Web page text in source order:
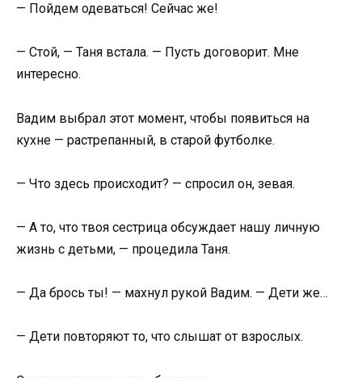
— Пойдем одеваться! Сейчас же!
— Стой, — Таня встала. — Пусть договорит. Мне
интересно.
Вадим выбрал этот момент, чтобы появиться на
кухне — растрепанный, в старой футболке.
— Что здесь происходит? — спросил он, зевая.
— А то, что твоя сестрица обсуждает нашу личную
жизнь с детьми, — процедила Таня.
— Да брось ты! — махнул рукой Вадим. — Дети же…
— Дети повторяют то, что слышат от взрослых.